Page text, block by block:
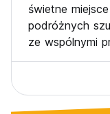
świetne
podróżnych
ze wspólnymi